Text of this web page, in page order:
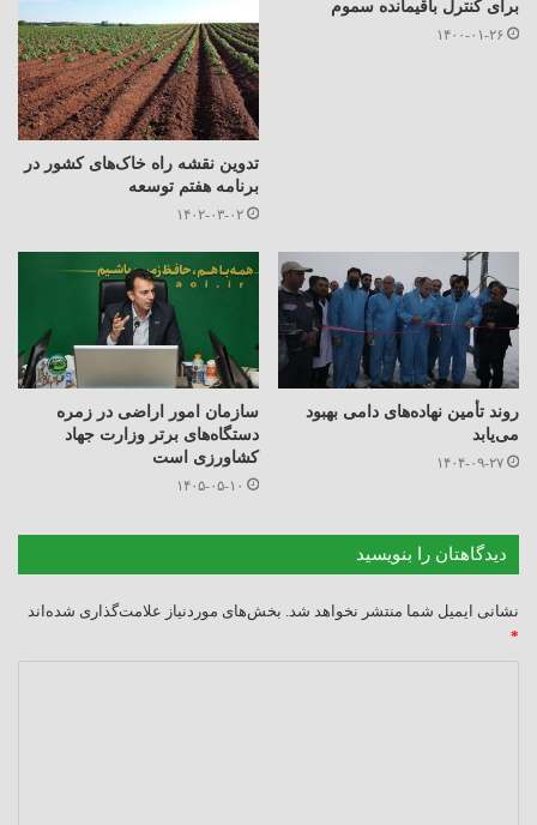
برای کنترل باقیمانده سموم
۱۴۰۰-۰۱-۲۶
تدوین نقشه راه خاک‌های کشور در
برنامه هفتم توسعه
۱۴۰۲-۰۳-۰۲
روند تأمین نهاده‌های دامی بهبود
می‌یابد
۱۴۰۴-۰۹-۲۷
سازمان امور اراضی در زمره
دستگاه‌‌های برتر وزارت جهاد
کشاورزی است
۱۴۰۵-۰۵-۱۰
دیدگاهتان را بنویسید
نشانی ایمیل شما منتشر نخواهد شد. بخش‌های موردنیاز علامت‌گذاری شده‌اند
*